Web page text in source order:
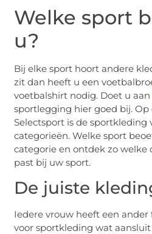
Welke sport
u?
Bij elke sport hoort andere
zit dan heeft u een
voetbalshirt nodig. Doet u
sportlegging hier goed bij. Op
Selectsport is de sportkleding
categorieën. Welke sport
categorie en ontdek zo welke
past bij uw sport.
De juiste
Iedere vrouw heeft een ander
voor sportkleding wat